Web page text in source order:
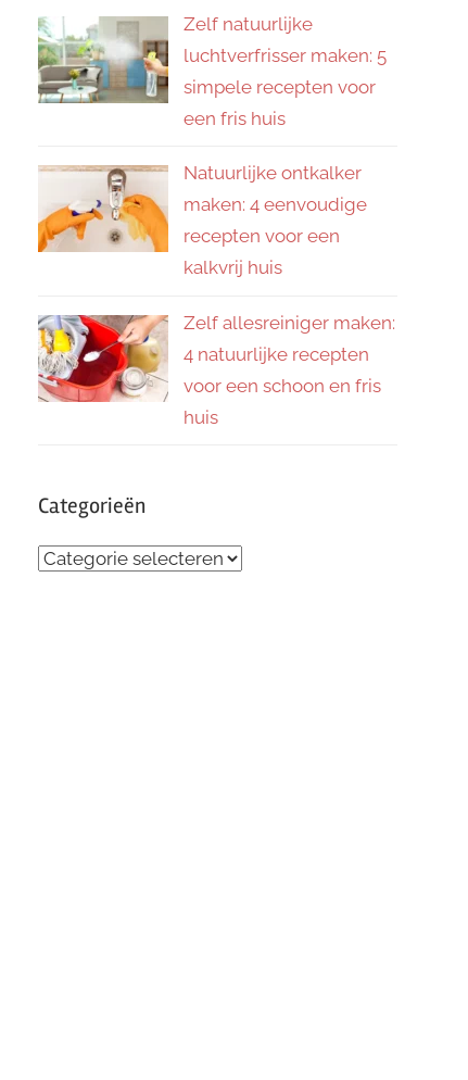
Zelf natuurlijke
luchtverfrisser maken: 5
simpele recepten voor
een fris huis
Natuurlijke ontkalker
maken: 4 eenvoudige
recepten voor een
kalkvrij huis
Zelf allesreiniger maken:
4 natuurlijke recepten
voor een schoon en fris
huis
Categorieën
Categorieën